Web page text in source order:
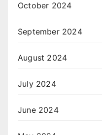
October 2024
September 2024
August 2024
July 2024
June 2024